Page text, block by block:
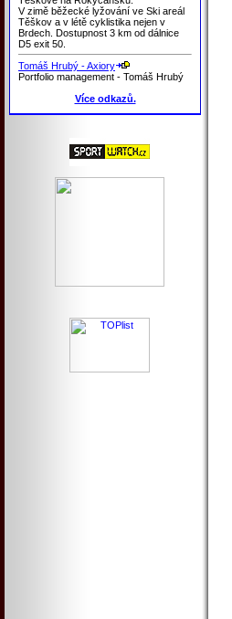
V zimě běžecké lyžování ve Ski areál
Těškov a v létě cyklistika nejen v
Brdech. Dostupnost 3 km od dálnice
D5 exit 50.
Tomáš Hrubý - Axiory
Portfolio management - Tomáš Hrubý
Více odkazů.